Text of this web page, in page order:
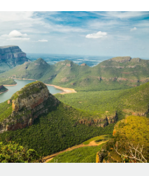
freelances
vos freelances partout dans le monde
opérations complexes liées à l’emploi
aux flux de travail en toute simplicité
RH clés intégrées pour votre équipe
service par rapport aux autres
agiles et internationales pour les RH et la
en pleine croissance
équipes avec des solutions RH sur
de paiement des freelances
devises disponibles et les vitesses de
vos freelances internationaux
REMOTE
Connexion